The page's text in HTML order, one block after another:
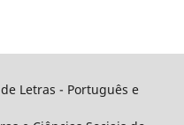
Letras - Português e